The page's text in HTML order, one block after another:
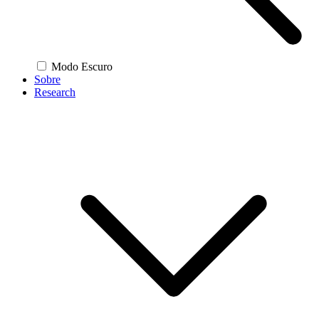
Modo Escuro
Sobre
Research